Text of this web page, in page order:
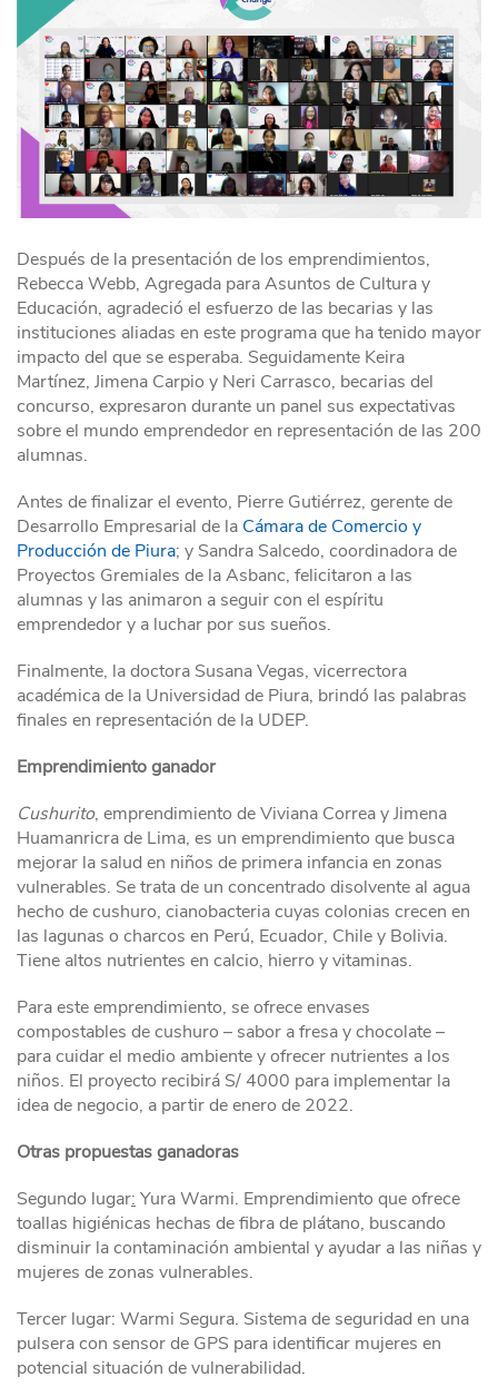
Después de la presentación de los emprendimientos,
Rebecca Webb, Agregada para Asuntos de Cultura y
Educación, agradeció el esfuerzo de las becarias y las
instituciones aliadas en este programa que ha tenido mayor
impacto del que se esperaba. Seguidamente Keira
Martínez, Jimena Carpio y Neri Carrasco, becarias del
concurso, expresaron durante un panel sus expectativas
sobre el mundo emprendedor en representación de las 200
alumnas.
Antes de finalizar el evento, Pierre Gutiérrez, gerente de
Desarrollo Empresarial de la Cámara de Comercio y
Producción de Piura; y Sandra Salcedo, coordinadora de
Proyectos Gremiales de la Asbanc, felicitaron a las
alumnas y las animaron a seguir con el espíritu
emprendedor y a luchar por sus sueños.
Finalmente, la doctora Susana Vegas, vicerrectora
académica de la Universidad de Piura, brindó las palabras
finales en representación de la UDEP.
Emprendimiento ganador
Cushurito, emprendimiento de Viviana Correa y Jimena
Huamanricra de Lima, es un emprendimiento que busca
mejorar la salud en niños de primera infancia en zonas
vulnerables. Se trata de un concentrado disolvente al agua
hecho de cushuro, cianobacteria cuyas colonias crecen en
las lagunas o charcos en Perú, Ecuador, Chile y Bolivia.
Tiene altos nutrientes en calcio, hierro y vitaminas.
Para este emprendimiento, se ofrece envases
compostables de cushuro – sabor a fresa y chocolate –
para cuidar el medio ambiente y ofrecer nutrientes a los
niños. El proyecto recibirá S/ 4000 para implementar la
idea de negocio, a partir de enero de 2022.
Otras propuestas ganadoras
Segundo lugar: Yura Warmi. Emprendimiento que ofrece
toallas higiénicas hechas de fibra de plátano, buscando
disminuir la contaminación ambiental y ayudar a las niñas y
mujeres de zonas vulnerables.
Tercer lugar: Warmi Segura. Sistema de seguridad en una
pulsera con sensor de GPS para identificar mujeres en
potencial situación de vulnerabilidad.